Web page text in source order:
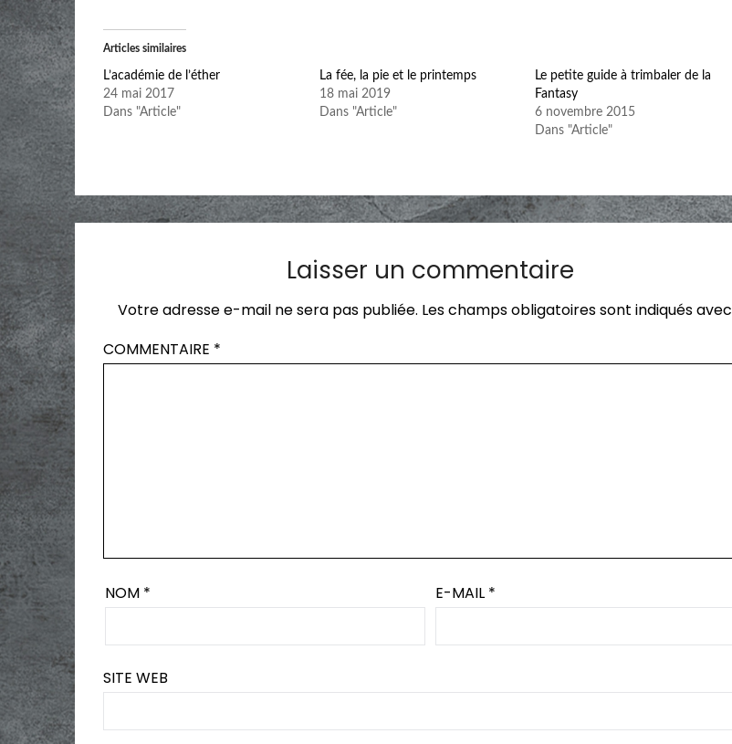
Articles similaires
L’académie de l’éther
24 mai 2017
Dans "Article"
La fée, la pie et le printemps
18 mai 2019
Dans "Article"
Le petite guide à trimbaler de la
Fantasy
6 novembre 2015
Dans "Article"
Laisser un commentaire
Votre adresse e-mail ne sera pas publiée. Les champs obligatoires sont indiqués avec
COMMENTAIRE *
NOM * E-MAIL *
SITE WEB